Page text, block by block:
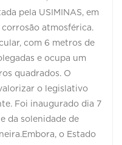
pela USIMINAS, em
corrosão atmosférica.
com 6 metros de
e ocupa um
quadrados. O
o legislativo
Foi inaugurado dia 7
da solenidade de
o Estado